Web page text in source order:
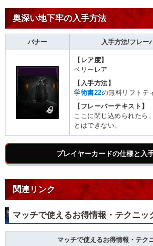
奥深い地下牢の入手方法
バナー 入手方法/フレー
【レア度】
ベリーレア
【入手方法】
学術書22の無料リフトテ
【フレーバーテキスト】
ここに閉じ込められたら
とはできない。
プレイヤーカードの仕様と入
関連リンク
マッチで使えるお得情報・テクニッ
マッチで使えるお得情報・テク